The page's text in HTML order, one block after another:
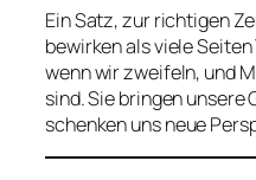
Ein Satz, zur richtigen
bewirken als viele
wenn wir zweifeln, und
sind. Sie bringen unsere
schenken uns neue